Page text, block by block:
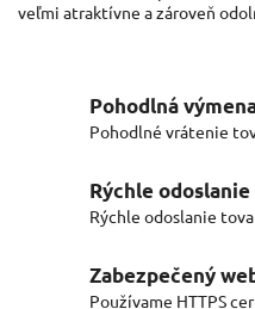
veľmi atraktívne a zároveň
Pohodlná
Pohodlné vrátenie
Rýchle odoslanie
Rýchle odoslanie
Zabezpečený
Používame HTTPS